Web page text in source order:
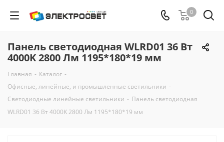
0
Панель светодиодная WLRD01 36 Вт
4000K 2800 Лм 1195*180*19 мм
Главная - Каталог -
Офисные, линейные, и промышленные светильники -
Светодиодные линейные светильники - Панель светодиодная
WLRD01 36 Вт 4000K 2800 Лм 1195*180*19 мм